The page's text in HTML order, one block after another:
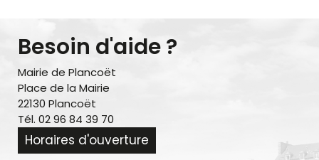
Besoin d'aide ?
Mairie de Plancoët
Place de la Mairie
22130 Plancoët
Tél. 02 96 84 39 70
Horaires d'ouverture